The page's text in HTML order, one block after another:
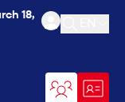
18,
Open